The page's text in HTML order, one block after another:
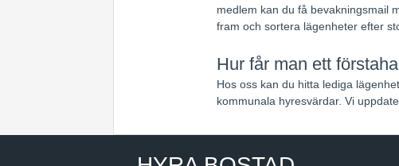
medlem kan du få bevakningsmail
fram och sortera lägenheter efter
Hur får man ett
Hos oss kan du hitta lediga
kommunala hyresvärdar. Vi